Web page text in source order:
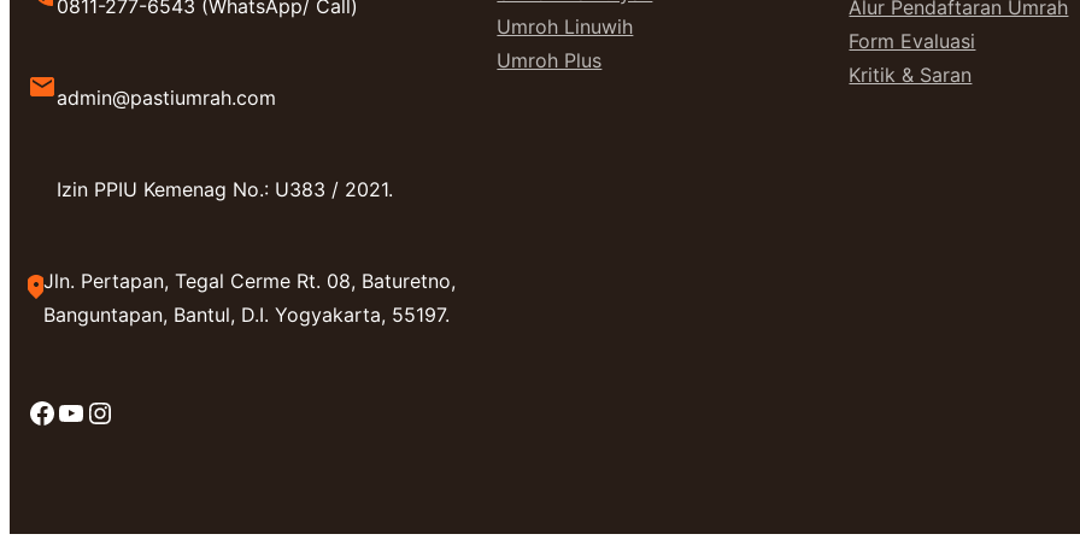
0811-277-6543 (WhatsApp/ Call)
admin@pastiumrah.com
Izin PPIU Kemenag No.: U383 / 2021.
Jln. Pertapan, Tegal Cerme Rt. 08, Baturetno,
Banguntapan, Bantul, D.I. Yogyakarta, 55197.
Facebook YouTube Instagram
Umroh Linuwih
Umroh Plus
Alur Pendaftaran Umrah
Form Evaluasi
Kritik & Saran